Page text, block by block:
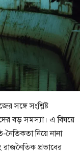
সঙ্গে সংশ্লিষ্ট
বড় সমস্যা। এ বিষয়ে
নিয়ে নানা
রাজনৈতিক প্রভাবের